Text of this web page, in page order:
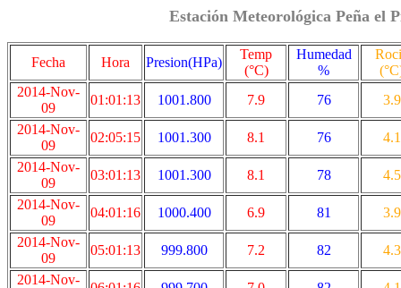
Estación Meteorológica Peña el
Fecha Hora Presion(HPa)
Temp
(°C)
Humedad
%
2014-Nov-
09
01:01:13 1001.800 7.9 76
3.9
2014-Nov-
09
02:05:15 1001.300 8.1 76
4.1
2014-Nov-
09
03:01:13 1001.300 8.1 78
4.5
2014-Nov-
09
04:01:16 1000.400 6.9 81
3.9
2014-Nov-
09
05:01:13 999.800 7.2 82
4.3
2014-Nov-